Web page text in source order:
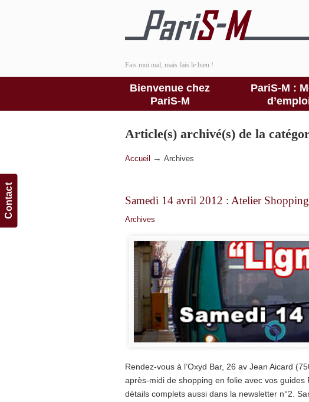
Contact
Fais moi mal, mais fais le bien !
Bienvenue chez
PariS-M
PariS-M :
Article(s) archivé(s) de la
Accueil → Archives
Samedi 14 avril 2012 : Atelier
Archives
Rendez-vous à l’Oxyd Bar, 26 av Jean Aicard
après-midi de shopping en folie avec vos
détails complets aussi dans la newsletter n°2.